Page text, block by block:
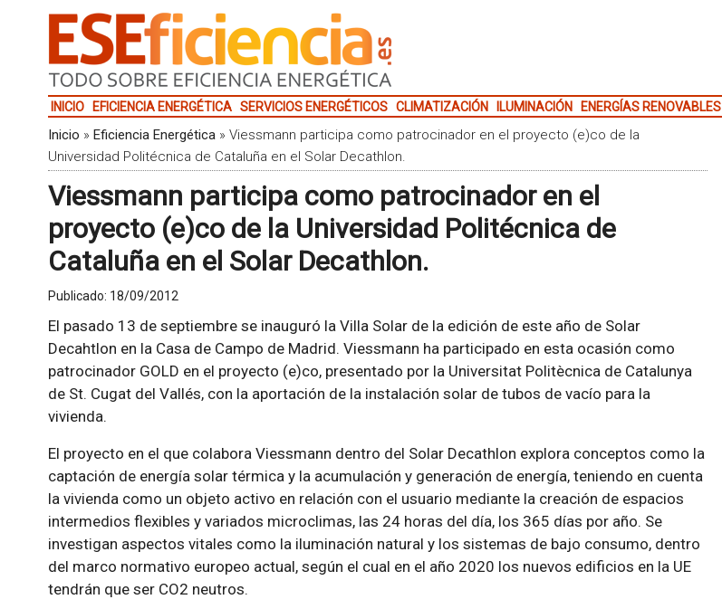
INICIO EFICIENCIA ENERGÉTICA SERVICIOS ENERGÉTICOS CLIMATIZACIÓN ILUMINACIÓN ENERGÍAS RENOVABLES
Inicio » Eficiencia Energética» Viessmann participa como patrocinador en el proyecto (e)co de la
Universidad Politécnica de Cataluña en el Solar Decathlon.
Viessmann participa como patrocinador en el
proyecto (e)co de la Universidad Politécnica de
Cataluña en el Solar Decathlon.
Publicado: 18/09/2012
El pasado 13 de septiembre se inauguró la Villa Solar de la edición de este año de Solar
Decahtlon en la Casa de Campo de Madrid. Viessmann ha participado en esta ocasión como
patrocinador GOLD en el proyecto (e)co, presentado por la Universitat Politècnica de Catalunya
de St. Cugat del Vallés, con la aportación de la instalación solar de tubos de vacío para la
vivienda.
El proyecto en el que colabora Viessmann dentro del Solar Decathlon explora conceptos como la
captación de energía solar térmica y la acumulación y generación de energía, teniendo en cuenta
la vivienda como un objeto activo en relación con el usuario mediante la creación de espacios
intermedios flexibles y variados microclimas, las 24 horas del día, los 365 días por año. Se
investigan aspectos vitales como la iluminación natural y los sistemas de bajo consumo, dentro
del marco normativo europeo actual, según el cual en el año 2020 los nuevos edificios en la UE
tendrán que ser CO2 neutros.